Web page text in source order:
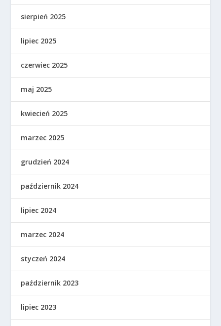
sierpień 2025
lipiec 2025
czerwiec 2025
maj 2025
kwiecień 2025
marzec 2025
grudzień 2024
październik 2024
lipiec 2024
marzec 2024
styczeń 2024
październik 2023
lipiec 2023